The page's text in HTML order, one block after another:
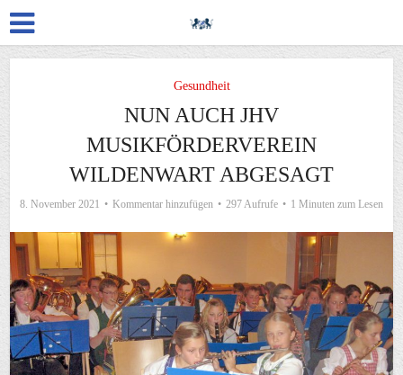
Gesundheit
NUN AUCH JHV
MUSIKFÖRDERVEREIN
WILDENWART ABGESAGT
8. November 2021 Kommentar hinzufügen 297 Aufrufe 1 Minuten zum Lesen